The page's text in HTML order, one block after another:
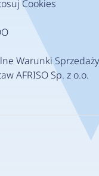
Cookies
Warunki
AFRISO Sp. z o.o.